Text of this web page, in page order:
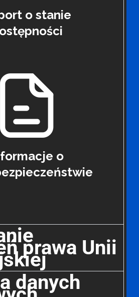
o stanie
o
prawa Unii
danych